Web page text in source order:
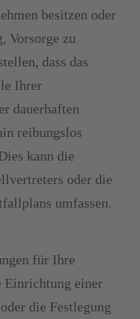
besitzen oder
Vorsorge zu
dass das
Ihrer
dauerhaften
reibungslos
kann die
oder die
umfassen.
für Ihre
Einrichtung einer
die Festlegung